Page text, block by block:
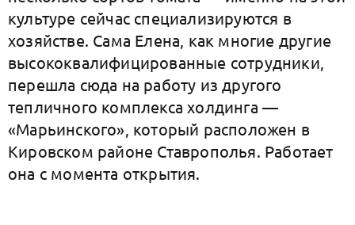
культуре сейчас специализируются в
хозяйстве. Сама Елена, как многие другие
высококвалифицированные сотрудники,
перешла сюда на работу из другого
тепличного комплекса холдинга —
«Марьинского», который расположен в
Кировском районе Ставрополья. Работает
она с момента открытия.